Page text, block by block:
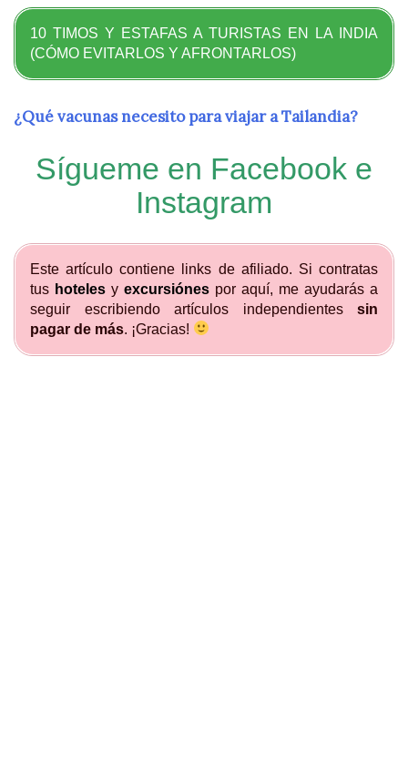
10 TIMOS Y ESTAFAS A TURISTAS EN LA INDIA
(CÓMO EVITARLOS Y AFRONTARLOS)
¿Qué vacunas necesito para viajar a Tailandia?
Sígueme en Facebook e
Instagram
Este artículo contiene links de afiliado. Si contratas
tus hoteles y excursiónes por aquí, me ayudarás a
seguir escribiendo artículos independientes sin
pagar de más. ¡Gracias!